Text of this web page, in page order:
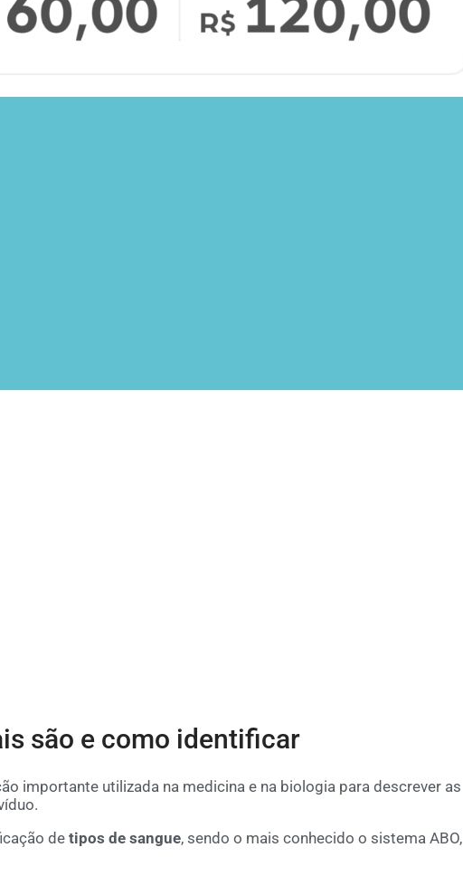
são e como identificar
importante utilizada na medicina e na biologia para descrever as
de tipos de sangue, sendo o mais conhecido o sistema ABO,